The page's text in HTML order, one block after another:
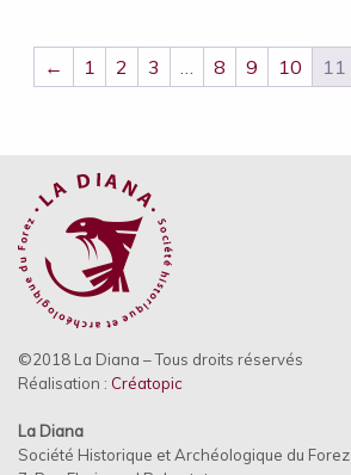
← 1 2 3 8 9 10 11
©2018 La Diana – Tous droits réservés
Réalisation : Créatopic
La Diana
Société Historique et Archéologique du Forez